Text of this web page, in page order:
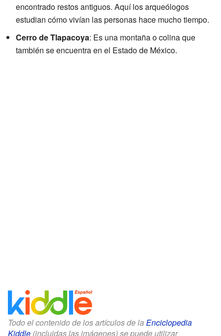
encontrado restos antiguos. Aquí los arqueólogos
estudian cómo vivían las personas hace mucho tiempo.
Cerro de Tlapacoya: Es una montaña o colina que
también se encuentra en el Estado de México.
Todo el contenido de los artículos de la Enciclopedia
Kiddle (incluidas las imágenes) se puede utilizar